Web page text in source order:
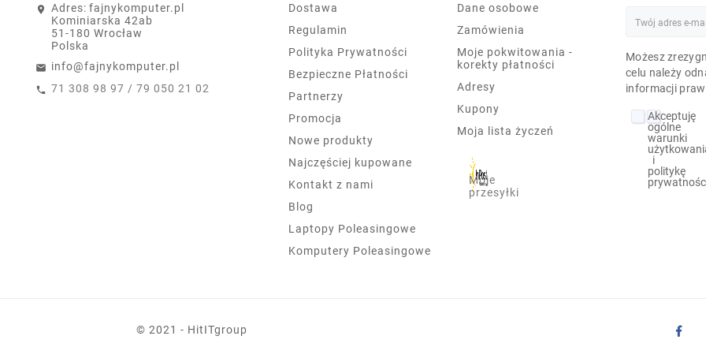
Adres: fajnykomputer.pl
Kominiarska 42ab
51-180 Wrocław
Polska
info@fajnykomputer.pl
71 308 98 97 / 79 050 21 02
Dostawa
Regulamin
Polityka Prywatności
Bezpieczne Płatności
Partnerzy
Promocja
Nowe produkty
Najczęściej kupowane
Kontakt z nami
Blog
Laptopy Poleasingowe
Komputery Poleasingowe
Dane osobowe
Zamówienia
Moje pokwitowania -
korekty płatności
Adresy
Kupony
Moja lista życzeń
Moje
przesyłki
Możesz
celu należy
informacji
Akceptuję
ogólne
warunki
i
politykę
© 2021 - HitITgroup